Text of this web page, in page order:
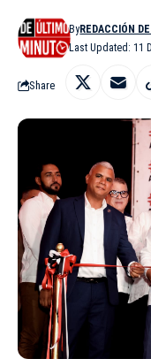
Last Updated: 11
ByREDACCIÓN
Share